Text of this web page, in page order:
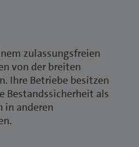
zulassungsfreien
von der breiten
Ihre Betriebe besitzen
Bestandssicherheit als
in anderen